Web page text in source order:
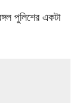
পুলিশের একটা